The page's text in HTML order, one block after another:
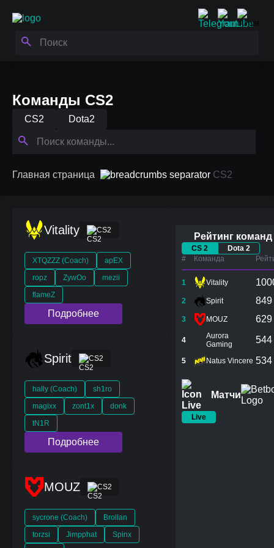
Главная страница CS2
Команды CS2
CS2 Dota2
Vitality CS2
XTQZZZ (Coach)
apEX
ropz
ZywOo
mezii
flameZ
Подробнее
Spirit CS2
hally (Coach)
sh1ro
magixx
zont1x
donk
tN1R
Подробнее
MOUZ CS2
sycrone (Coach)
Brollan
torzsi
Jimpphat
Spinx
Рейтинг команд
CS 2
Dota 2
#
Команда
1 Vitality
2 Spirit 849
3 MOUZ 629
4
Aurora
Gaming
544
5 Natus Vincere 534
Матчи
Live